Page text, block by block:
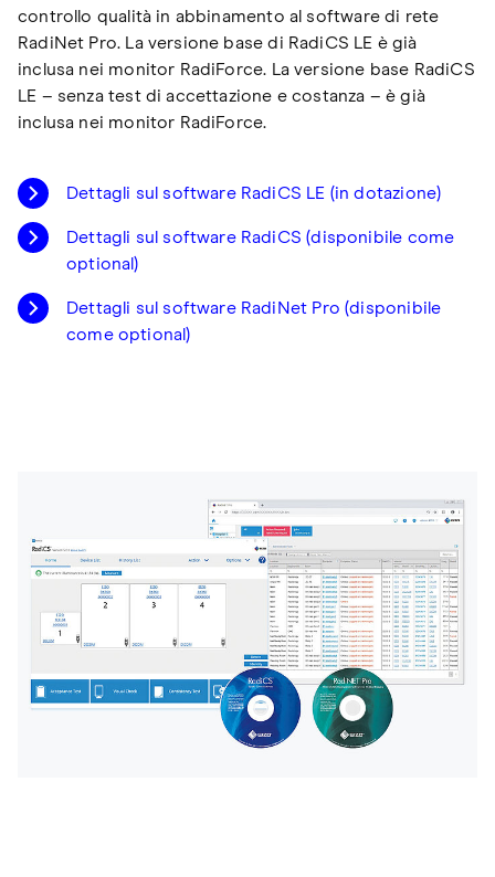
controllo qualità in abbinamento al software di rete
RadiNet Pro. La versione base di RadiCS LE è già
inclusa nei monitor RadiForce. La versione base RadiCS
LE – senza test di accettazione e costanza – è già
inclusa nei monitor RadiForce.
Dettagli sul software RadiCS LE (in dotazione)
Dettagli sul software RadiCS (disponibile come
optional)
Dettagli sul software RadiNet Pro (disponibile
come optional)